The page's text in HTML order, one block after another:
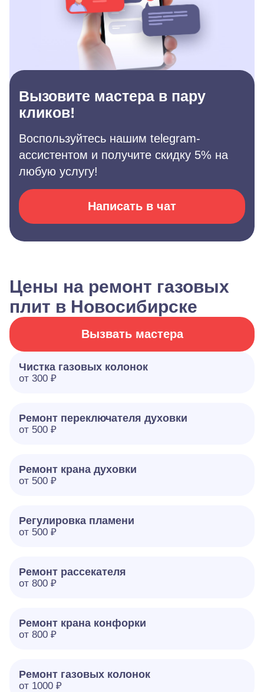
Вызовите мастера в пару
кликов!
Воспользуйтесь нашим telegram-
ассистентом и получите скидку 5% на
любую услугу!
Написать в чат
Цены на ремонт газовых
плит в Новосибирске
Вызвать мастера
Чистка газовых колонок
от 300 ₽
Ремонт переключателя духовки
от 500 ₽
Ремонт крана духовки
от 500 ₽
Регулировка пламени
от 500 ₽
Ремонт рассекателя
от 800 ₽
Ремонт крана конфорки
от 800 ₽
Ремонт газовых колонок
от 1000 ₽